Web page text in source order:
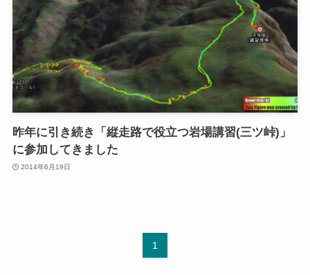
昨年に引き続き「縦走路で役立つ岩場講習(三ツ峠)」
に参加してきました
2014年6月19日
1